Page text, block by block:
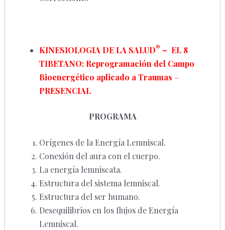
KINESIOLOGIA DE LA SALUD® – EL 8
TIBETANO: Reprogramación del Campo
Bioenergético aplicado a Traumas –
PRESENCIAL
PROGRAMA
Orígenes de la Energía Lemniscal.
Conexión del aura con el cuerpo.
La energía lemniscata.
Estructura del sistema lemniscal.
Estructura del ser humano.
Desequilibrios en los flujos de Energía
Lemniscal.